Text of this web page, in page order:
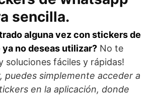
sencilla.
alguna vez con stickers de
no deseas utilizar? No te
soluciones fáciles y rápidas!
puedes simplemente acceder a
en la aplicación, donde